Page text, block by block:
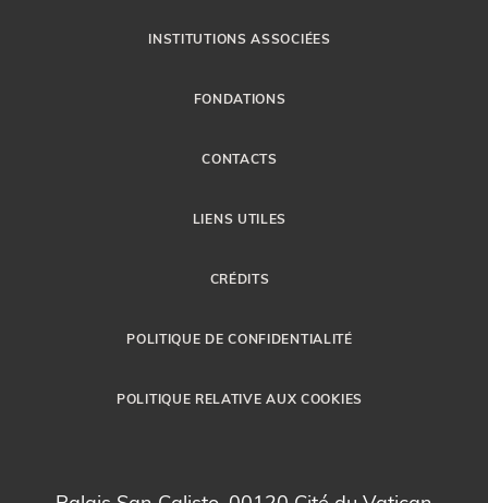
INSTITUTIONS ASSOCIÉES
FONDATIONS
CONTACTS
LIENS UTILES
CRÉDITS
POLITIQUE DE CONFIDENTIALITÉ
POLITIQUE RELATIVE AUX COOKIES